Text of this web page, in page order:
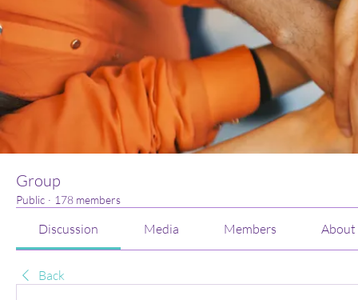
Group
Public · 178 members
Discussion Media Members About
Back